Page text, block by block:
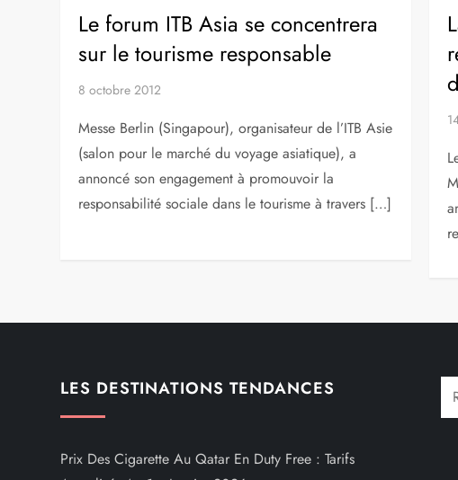
Le forum ITB Asia se concentrera
sur le tourisme responsable
8 octobre 2012
Messe Berlin (Singapour), organisateur de l’ITB Asie
(salon pour le marché du voyage asiatique), a
annoncé son engagement à promouvoir la
responsabilité sociale dans le tourisme à travers […]
LES DESTINATIONS TENDANCES
Prix Des Cigarette Au Qatar En Duty Free : Tarifs